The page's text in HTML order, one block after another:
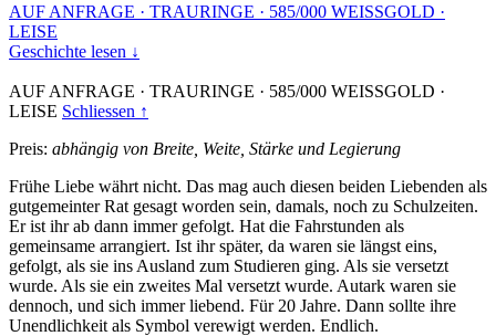
AUF ANFRAGE · TRAURINGE · 585/000 WEISSGOLD ·
LEISE
Geschichte lesen ↓
AUF ANFRAGE · TRAURINGE · 585/000 WEISSGOLD ·
LEISE Schliessen ↑
Preis: abhängig von Breite, Weite, Stärke und Legierung
Frühe Liebe währt nicht. Das mag auch diesen beiden Liebenden als
gutgemeinter Rat gesagt worden sein, damals, noch zu Schulzeiten.
Er ist ihr ab dann immer gefolgt. Hat die Fahrstunden als
gemeinsame arrangiert. Ist ihr später, da waren sie längst eins,
gefolgt, als sie ins Ausland zum Studieren ging. Als sie versetzt
wurde. Als sie ein zweites Mal versetzt wurde. Autark waren sie
dennoch, und sich immer liebend. Für 20 Jahre. Dann sollte ihre
Unendlichkeit als Symbol verewigt werden. Endlich.